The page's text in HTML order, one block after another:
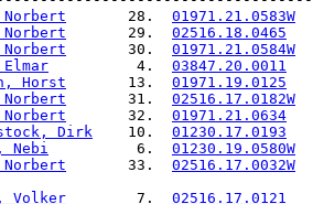
Norbert
       28.
01971.21.0583W
Norbert
       29.
02516.18.0465
Norbert
       30.
01971.21.0584W
          4.
03847.20.0011
Horst
       13.
01971.19.0125
Norbert
       31.
02516.17.0182W
Norbert
       32.
01971.21.0634
Dirk
    10.
01230.17.0193
Nebi
          6.
01230.19.0580W
Norbert
       33.
02516.17.0032W
Volker
        7.
02516.17.0121